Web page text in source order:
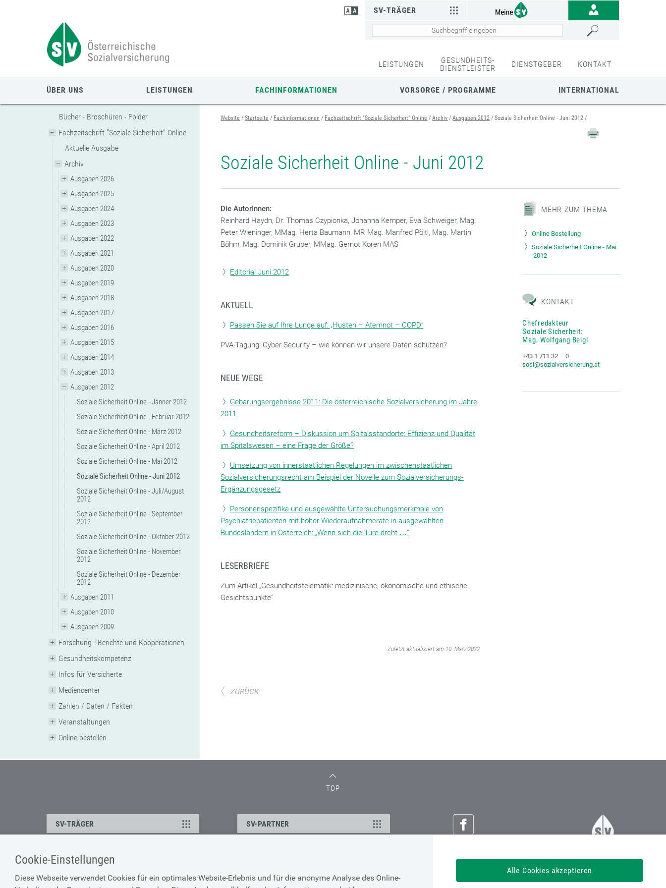
Cookie-Einstellungen
Diese Webseite verwendet Cookies für ein optimales Website-Erlebnis und für die anonyme Analyse des Online-
Alle Cookies akzeptieren
SV-TRÄGER
LEISTUNGEN
GESUNDHEITS-
DIENSTLEISTER
DIENSTGEBER KONTAKT
ÜBER UNS LEISTUNGEN FACHINFORMATIONEN VORSORGE / PROGRAMME INTERNATIONAL
Bücher - Broschüren - Folder
Fachzeitschrift "Soziale Sicherheit" Online
Aktuelle Ausgabe
Archiv
Ausgaben 2026
Ausgaben 2025
Ausgaben 2024
Ausgaben 2023
Ausgaben 2022
Ausgaben 2021
Ausgaben 2020
Ausgaben 2019
Ausgaben 2018
Ausgaben 2017
Ausgaben 2016
Ausgaben 2015
Ausgaben 2014
Ausgaben 2013
Ausgaben 2012
Soziale Sicherheit Online - Jänner 2012
Soziale Sicherheit Online - Februar 2012
Soziale Sicherheit Online - März 2012
Soziale Sicherheit Online - April 2012
Soziale Sicherheit Online - Mai 2012
Soziale Sicherheit Online - Juni 2012
Soziale Sicherheit Online - Juli/August
2012
Soziale Sicherheit Online - September
2012
Soziale Sicherheit Online - Oktober 2012
Soziale Sicherheit Online - November
2012
Soziale Sicherheit Online - Dezember
2012
Ausgaben 2011
Ausgaben 2010
Ausgaben 2009
Forschung - Berichte und Kooperationen
Gesundheitskompetenz
Infos für Versicherte
Mediencenter
Zahlen / Daten / Fakten
Veranstaltungen
Online bestellen
Website Startseite Fachinformationen Fachzeitschrift "Soziale Sicherheit" Online Archiv Ausgaben 2012 Soziale Sicherheit Online - Juni 2012
Soziale Sicherheit Online - Juni 2012
Die AutorInnen:
Reinhard Haydn, Dr. Thomas Czypionka, Johanna Kemper, Eva Schweiger, Mag.
Peter Wieninger, MMag. Herta Baumann, MR Mag. Manfred Pöltl, Mag. Martin
Böhm, Mag. Dominik Gruber, MMag. Gernot Koren MAS
Editorial Juni 2012
AKTUELL
Passen Sie auf Ihre Lunge auf: „Husten – Atemnot – COPD“
PVA-Tagung: Cyber Security – wie können wir unsere Daten schützen?
NEUE WEGE
Gebarungsergebnisse 2011: Die österreichische Sozialversicherung im Jahre
2011
Gesundheitsreform – Diskussion um Spitalsstandorte: Effizienz und Qualität
im Spitalswesen – eine Frage der Größe?
Umsetzung von innerstaatlichen Regelungen im zwischenstaatlichen
Sozialversicherungsrecht am Beispiel der Novelle zum Sozialversicherungs-
Ergänzungsgesetz
Personenspezifika und ausgewählte Untersuchungsmerkmale von
Psychiatriepatienten mit hoher Wiederaufnahmerate in ausgewählten
Bundesländern in Österreich: „Wenn sich die Türe dreht …“
LESERBRIEFE
Zum Artikel „Gesundheitstelematik: medizinische, ökonomische und ethische
Gesichtspunkte“
‌Zuletzt aktualisiert am 10. März 2022
MEHR ZUM THEMA
Online Bestellung
Soziale Sicherheit Online - Mai
2012
KONTAKT
Chefredakteur
Soziale Sicherheit:
Mag. Wolfgang Beigl
+43 1 711 32 – 0
sosi@sozialversicherung.at
ZURÜCK
TOP
Österreichische Sozialversicherung
Dachverband der Sozialversicherungsträger
SV-TRÄGER SV-PARTNER
ÜBER UNS
Kontakt Barrierefreiheitserklärung Cookie-Erklärung